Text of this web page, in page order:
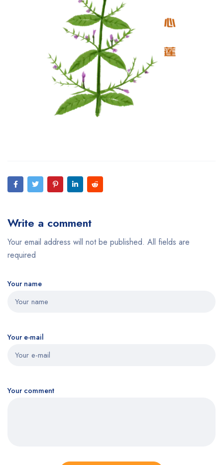
Write a comment
Your email address will not be published. All fields are
required
Your name
Your e-mail
Your comment